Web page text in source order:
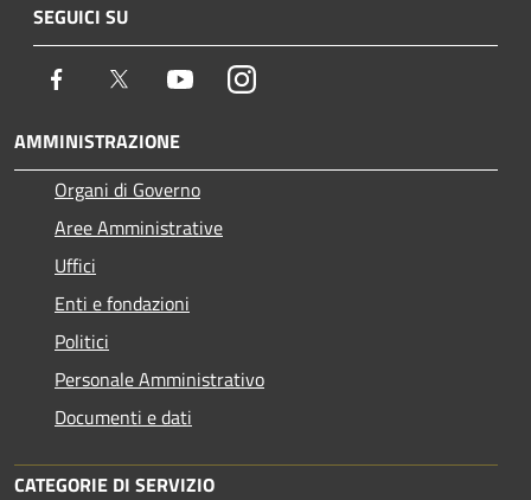
SEGUICI SU
Facebook Twitter YoutubeInstagram
AMMINISTRAZIONE
Organi di Governo
Aree Amministrative
Uffici
Enti e fondazioni
Politici
Personale Amministrativo
Documenti e dati
CATEGORIE DI SERVIZIO